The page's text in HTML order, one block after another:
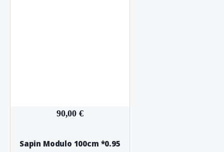
90,00 €
Sapin Modulo 100cm *0.95